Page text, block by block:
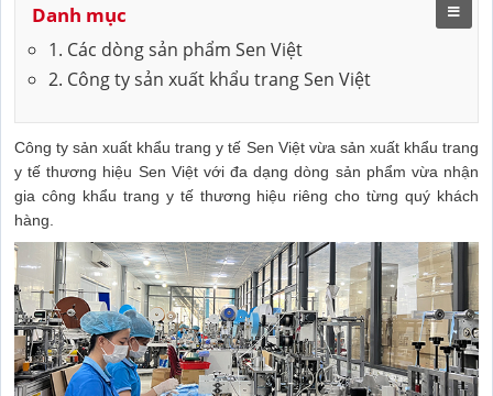
Danh mục
1. Các dòng sản phẩm Sen Việt
2. Công ty sản xuất khẩu trang Sen Việt
Công ty sản xuất khẩu trang y tế Sen Việt vừa sản xuất khẩu trang
y tế thương hiệu Sen Việt với đa dạng dòng sản phẩm vừa nhận
gia công khẩu trang y tế thương hiệu riêng cho từng quý khách
hàng.